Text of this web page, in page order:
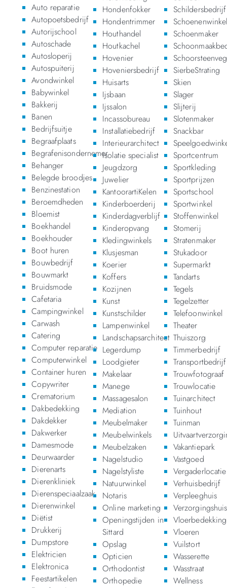
Auto reparatie
Autopoetsbedrijf
Autorijschool
Autoschade
Autosloperij
Autospuiterij
Avondwinkel
Babywinkel
Bakkerij
Banen
Bedrijfsuitje
Begraafplaats
Begrafenisondernemer
Behanger
Belegde broodjes
Benzinestation
Beroemdheden
Bloemist
Boekhandel
Boekhouder
Boot huren
Bouwbedrijf
Bouwmarkt
Bruidsmode
Cafetaria
Campingwinkel
Carwash
Catering
Computer reparatie
Computerwinkel
Container huren
Copywriter
Crematorium
Dakbedekking
Dakdekker
Dakwerker
Damesmode
Deurwaarder
Dierenarts
Dierenkliniek
Dierenspeciaalzaak
Dierenwinkel
Diëtist
Drukkerij
Dumpstore
Elektricien
Elektronica
Feestartikelen
Hondenfokker
Hondentrimmer
Houthandel
Houtkachel
Hovenier
Hoveniersbedrijf
Huisarts
Ijsbaan
Ijssalon
Incassobureau
Installatiebedrijf
Interieurarchitect
Isolatie specialist
Jeugdzorg
Juwelier
KantoorartiKelen
Kinderboerderij
Kinderdagverblijf
Kinderopvang
Kledingwinkels
Klusjesman
Koerier
Koffers
Kozijnen
Kunst
Kunstschilder
Lampenwinkel
Landschapsarchitect
Legerdump
Loodgieter
Makelaar
Manege
Massagesalon
Mediation
Meubelmaker
Meubelwinkels
Meubelzaken
Nagelstudio
Nagelstyliste
Natuurwinkel
Notaris
Online marketing
Openingstijden in
Sittard
Opslag
Opticien
Orthodontist
Orthopedie
Schildersbedrijf
Schoenmaker
SierbeStrating
Skien
Slager
Slijterij
Slotenmaker
Snackbar
Sportcentrum
Sportkleding
Sportprijzen
Sportschool
Sportwinkel
Stoffenwinkel
Stomerij
Stratenmaker
Stukadoor
Supermarkt
Tandarts
Tegels
Tegelzetter
Telefoonwinkel
Theater
Thuiszorg
Timmerbedrijf
Transportbedrijf
Trouwfotograaf
Trouwlocatie
Tuinarchitect
Tuinhout
Tuinman
Vakantiepark
Vastgoed
Vergaderlocatie
Verhuisbedrijf
Verpleeghuis
Verzorgingshuis
Vloerbedekking
Vloeren
Vuilstort
Wasserette
Wasstraat
Wellness